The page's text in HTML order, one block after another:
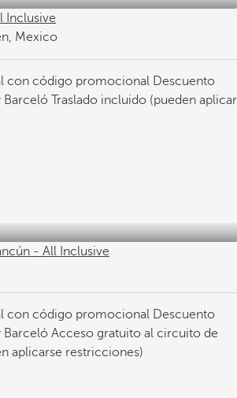
Inclusive
Mexico
con código promocional Descuento
Barceló Traslado incluido (pueden aplicar
- All Inclusive
con código promocional Descuento
Barceló Acceso gratuito al circuito de
aplicarse restricciones)